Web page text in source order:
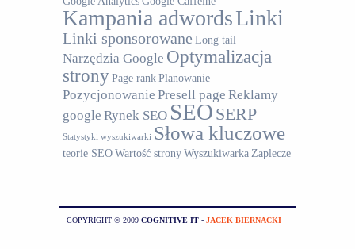
Kampania adwordsLinki
Linki sponsorowane Long tail
Narzędzia Google Optymalizacja
stronyPage rankPlanowanie
Pozycjonowanie Presell page Reklamy
google Rynek SEO SEO SERP
Statystyki wyszukiwarki Słowa kluczowe
teorie SEOWartość stronyWyszukiwarka Zaplecze
COPYRIGHT © 2009 COGNITIVE IT - JACEK BIERNACKI